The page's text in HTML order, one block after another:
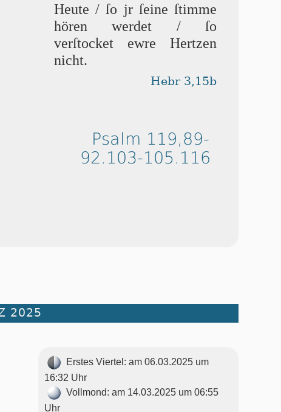
Heute / ſo jr ſei­ne ſtim­me
hören wer­det / ſo
verſtocket ew­re Her­tzen
nicht.
Hebr 3,15b
Psalm 119,89-
92.103-105.116
2025
Erstes Viertel: am 06.03.2025 um
16:32 Uhr
Vollmond: am 14.03.2025 um 06:55
Uhr